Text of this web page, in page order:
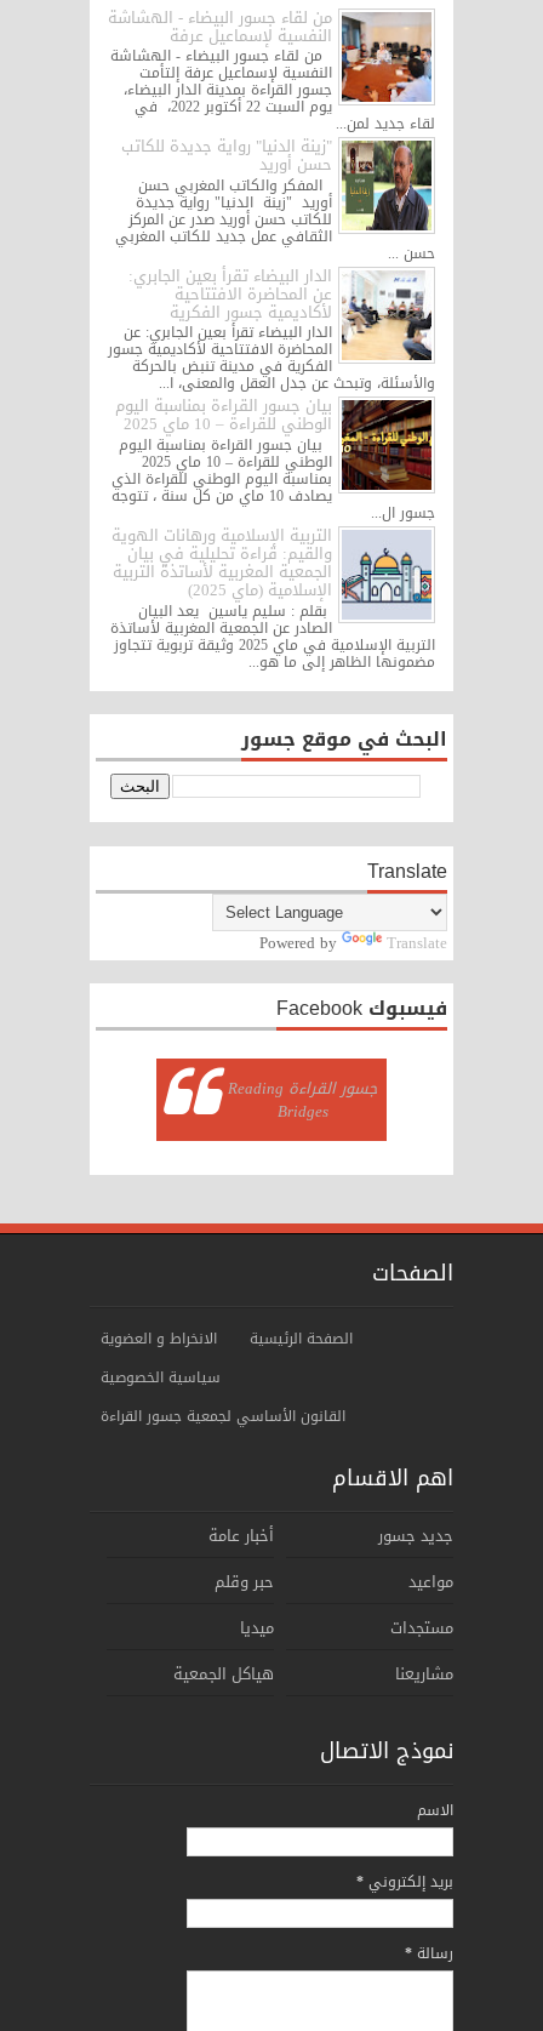
من لقاء جسور البيضاء - الهشاشة
النفسية لإسماعيل عرفة
من لقاء جسور البيضاء - الهشاشة
النفسية لإسماعيل عرفة إلتأمت
جسور القراءة بمدينة الدار البيضاء،
يوم السبت 22 أكتوبر 2022، في
لقاء جديد لمن...
"زينة الدنيا" رواية جديدة للكاتب
حسن أوريد
المفكر والكاتب المغربي حسن
أوريد "زينة الدنيا" رواية جديدة
للكاتب حسن أوريد صدر عن المركز
الثقافي عمل جديد للكاتب المغربي
حسن ...
الدار البيضاء تقرأ بعين الجابري:
عن المحاضرة الافتتاحية
لأكاديمية جسور الفكرية
الدار البيضاء تقرأ بعين الجابري: عن
المحاضرة الافتتاحية لأكاديمية جسور
الفكرية في مدينة تنبض بالحركة
والأسئلة، وتبحث عن جدل العقل والمعنى، ا...
بيان جسور القراءة بمناسبة اليوم
الوطني للقراءة – 10 ماي 2025
بيان جسور القراءة بمناسبة اليوم
الوطني للقراءة – 10 ماي 2025
بمناسبة اليوم الوطني للقراءة الذي
يصادف 10 ماي من كل سنة ، تتوجه
جسور ال...
التربية الإسلامية ورهانات الهوية
والقيم: قراءة تحليلية في بيان
الجمعية المغربية لأساتذة التربية
الإسلامية (ماي 2025)
بقلم : سليم ياسين يعد البيان
الصادر عن الجمعية المغربية لأساتذة
التربية الإسلامية في ماي 2025 وثيقة تربوية تتجاوز
مضمونها الظاهر إلى ما هو...
البحث في موقع جسور
Translate
Powered by Translate
فيسبوك Facebook
‏جسور القراءة Reading
Bridges‏
الصفحات
الانخراط و العضوية
الصفحة الرئيسية
سياسية الخصوصية
ﺍﻟﻘﺎنوﻥ الأساسي لجمعية جسور القراءة
اهم الاقسام
جديد جسور
أخبار عامة
مواعيد
حبر وقلم
مستجدات
ميديا
مشاريعنا
هياكل الجمعية
نموذج الاتصال
الاسم
بريد إلكتروني*
رسالة*